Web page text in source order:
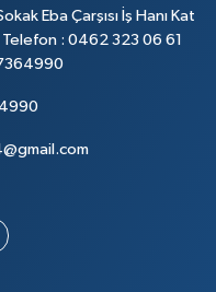
Eba Çarşısı İş Hanı Kat
: 0462 323 06 61